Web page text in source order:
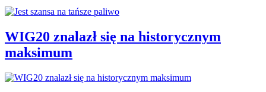
WIG20 znalazł się na historycznym
maksimum